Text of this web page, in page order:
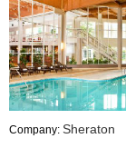
Company: Sheraton